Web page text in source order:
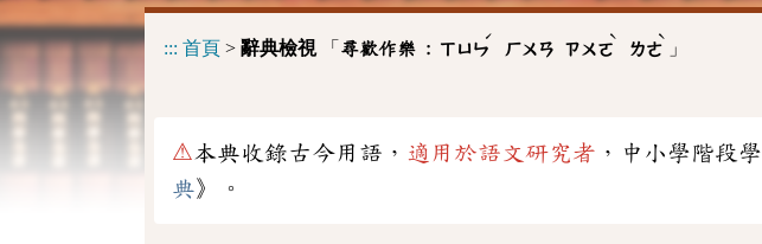
::: 首頁 > 辭典檢視「 尋歡作樂 : ㄒㄩㄣ
ˊ
ㄏㄨㄢ ㄗㄨㄛ
ˋ
ㄌㄜ
ˋ
」
⚠本典收錄古今用語， 適用於語文研究者 ，中小學階段
典》。